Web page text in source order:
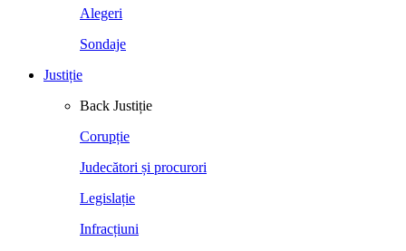
Alegeri
Sondaje
Justiție
Back Justiție
Corupție
Judecători și procurori
Legislație
Infracțiuni